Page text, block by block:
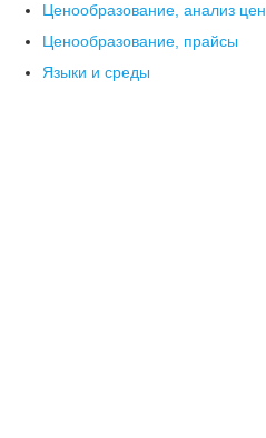
Ценообразование, анализ цен
Ценообразование, прайсы
Языки и среды